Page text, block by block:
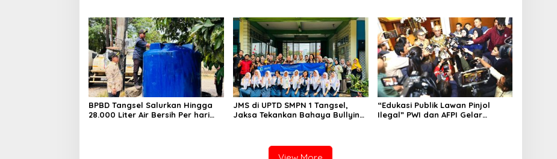
Keberlanjutan
BPBD Tangsel Salurkan Hingga
28.000 Liter Air Bersih Per hari
JMS di UPTD SMPN 1 Tangsel,
Jaksa Tekankan Bahaya Bullying
“Edukasi Publik Lawan Pinjol
Ilegal” PWI dan AFPI Gelar